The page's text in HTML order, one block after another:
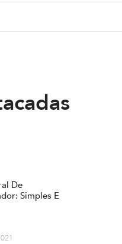
De
Simples E